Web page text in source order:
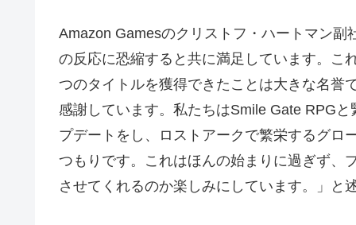
Amazon Gamesのクリストフ・ハートマン
の反応に恐縮すると共に満足しています。こ
つのタイトルを獲得できたことは大きな名誉
感謝しています。私たちはSmile Gate RPG
プデートをし、ロストアークで繁栄するグロ
つもりです。これはほんの始まりに過ぎず、
させてくれるのか楽しみにしています。」と